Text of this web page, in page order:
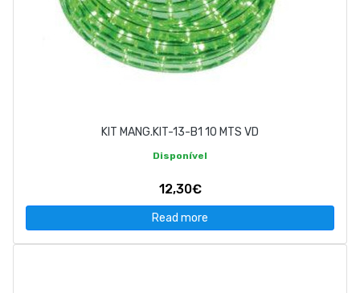
KIT MANG.KIT-13-B1 10 MTS VD
Disponível
12,30€
Read more